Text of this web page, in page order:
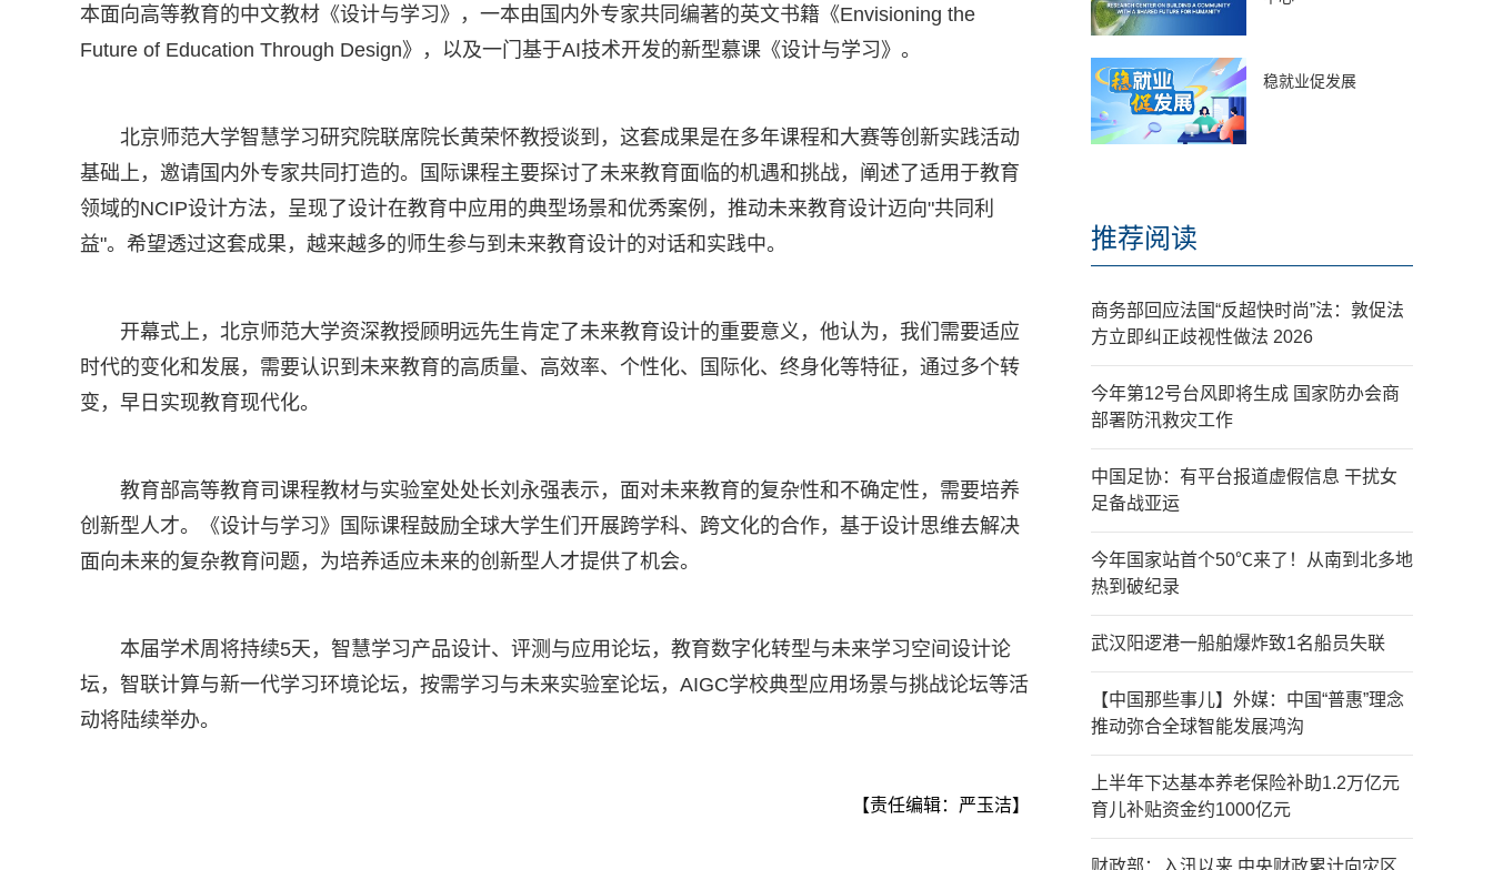
本面向高等教育的中文教材《设计与学习》，一本由国内外专家共同编著的英文书籍《Envisioning the
Future of Education Through Design》，以及一门基于AI技术开发的新型慕课《设计与学习》。
北京师范大学智慧学习研究院联席院长黄荣怀教授谈到，这套成果是在多年课程和大赛等创新实践活动
基础上，邀请国内外专家共同打造的。国际课程主要探讨了未来教育面临的机遇和挑战，阐述了适用于教育
领域的NCIP设计方法，呈现了设计在教育中应用的典型场景和优秀案例，推动未来教育设计迈向"共同利
益"。希望透过这套成果，越来越多的师生参与到未来教育设计的对话和实践中。
开幕式上，北京师范大学资深教授顾明远先生肯定了未来教育设计的重要意义，他认为，我们需要适应
时代的变化和发展，需要认识到未来教育的高质量、高效率、个性化、国际化、终身化等特征，通过多个转
变，早日实现教育现代化。
教育部高等教育司课程教材与实验室处处长刘永强表示，面对未来教育的复杂性和不确定性，需要培养
创新型人才。《设计与学习》国际课程鼓励全球大学生们开展跨学科、跨文化的合作，基于设计思维去解决
面向未来的复杂教育问题，为培养适应未来的创新型人才提供了机会。
本届学术周将持续5天，智慧学习产品设计、评测与应用论坛，教育数字化转型与未来学习空间设计论
坛，智联计算与新一代学习环境论坛，按需学习与未来实验室论坛，AIGC学校典型应用场景与挑战论坛等活
动将陆续举办。
【责任编辑：严玉洁】
稳就业促发展
推荐阅读
商务部回应法国“反超快时尚”法：敦促法
方立即纠正歧视性做法 2026
今年第12号台风即将生成 国家防办会商
部署防汛救灾工作
中国足协：有平台报道虚假信息 干扰女
足备战亚运
今年国家站首个50℃来了！从南到北多地
热到破纪录
武汉阳逻港一船舶爆炸致1名船员失联
【中国那些事儿】外媒：中国“普惠”理念
推动弥合全球智能发展鸿沟
上半年下达基本养老保险补助1.2万亿元
育儿补贴资金约1000亿元
财政部：入汛以来 中央财政累计向灾区